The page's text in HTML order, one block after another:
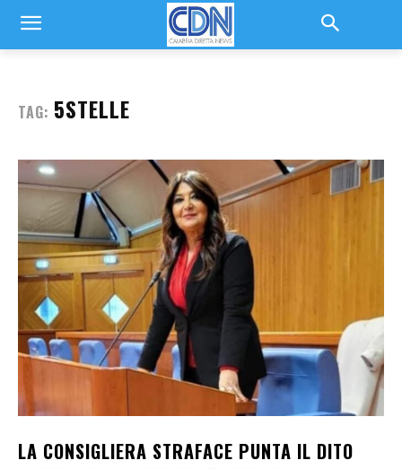
TAG: 5STELLE
LA CONSIGLIERA STRAFACE PUNTA IL DITO